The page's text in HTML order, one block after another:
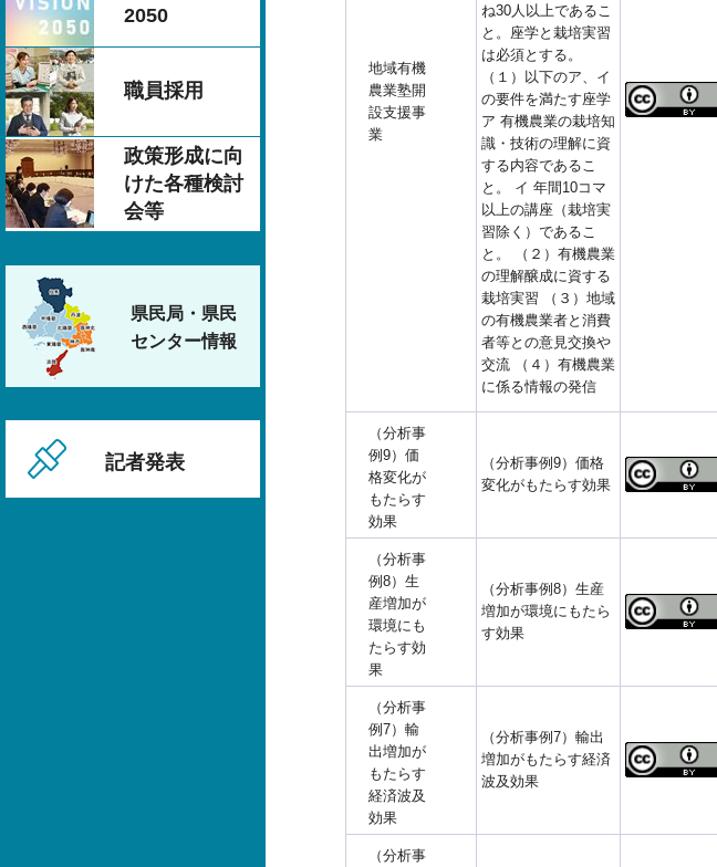
2050
職員採用
政策形成に向
けた各種検討
会等
県民局・県民
センター情報
記者発表
地域有機
農業塾開
設支援事
業
ね30人以上であるこ
と。座学と栽培実習
は必須とする。
（１）以下のア、イ
の要件を満たす座学
ア 有機農業の栽培知
識・技術の理解に資
する内容であるこ
と。 イ 年間10コマ
以上の講座（栽培実
習除く）であるこ
と。 （２）有機農業
の理解醸成に資する
栽培実習 （３）地域
の有機農業者と消費
者等との意見交換や
交流 （４）有機農業
に係る情報の発信
（分析事
例9）価
格変化が
もたらす
効果
（分析事例9）価格
変化がもたらす効果
（分析事
例8）生
産増加が
環境にも
たらす効
果
（分析事例8）生産
増加が環境にもたら
す効果
（分析事
例7）輸
出増加が
もたらす
経済波及
効果
（分析事例7）輸出
増加がもたらす経済
波及効果
（分析事